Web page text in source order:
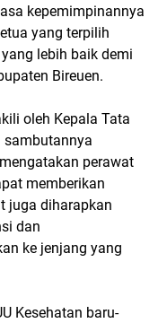
kepemimpinannya
yang terpilih
lebih baik demi
Bireuen.
oleh Kepala Tata
sambutannya
perawat
memberikan
juga diharapkan
dan
ke jenjang yang
Kesehatan baru-